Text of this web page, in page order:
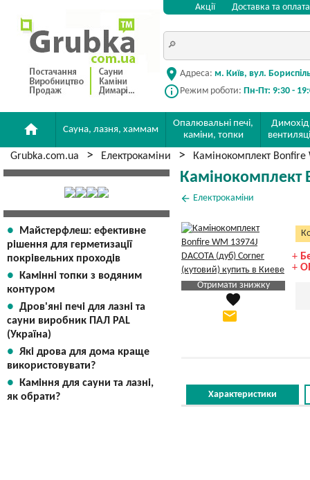
Акції Доставка та оплата
location_on Адреса: м. Київ, вул.
info_outline Режим роботи: Пн-Пт: 9:30 -
home Сауна, лазня, хаммам
Опалювальні печі,
каміни, топки
Grubka.com.ua Електрокаміни Камінокомплект Bonfire
Майстерфлеш: ефективне
рішення для герметизації
покрівельних проходів
Камінні топки з водяним
контуром
Дров'яні печі для лазні та
сауни виробник ПАЛ PAL
(Україна)
Які дрова для дома краще
використовувати?
Каміння для сауни та лазні,
як обрати?
Камінокомплект
arrow_back Електрокаміни
Отримати знижку
Яка Ваша ціна
Вказати мою ціну
favorite
email
+
+
Характеристики